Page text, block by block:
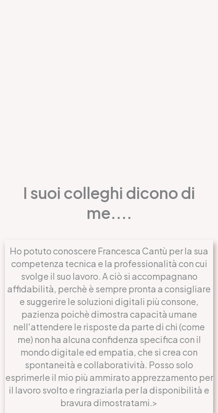
I suoi colleghi dicono di
me....
Ho potuto conoscere Francesca Cantù per la sua
competenza tecnica e la professionalità con cui
svolge il suo lavoro. A ciò si accompagnano
affidabilità, perchè è sempre pronta a consigliare
e suggerire le soluzioni digitali più consone,
pazienza poichè dimostra capacità umane
nell'attendere le risposte da parte di chi (come
me) non ha alcuna confidenza specifica con il
mondo digitale ed empatia, che si crea con
spontaneità e collaboratività. Posso solo
esprimerle il mio più ammirato apprezzamento per
il lavoro svolto e ringraziarla per la disponibilità e
bravura dimostratami.>